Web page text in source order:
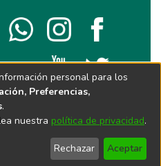
personal para los
Preferencias,
.
nuestra política de privacidad.
Rechazar Aceptar